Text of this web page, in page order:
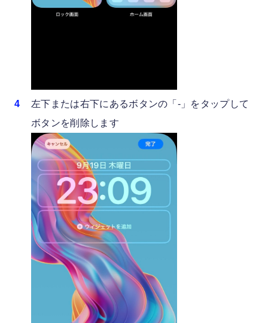
左下または右下にあるボタンの「-」をタップして
ボタンを削除します